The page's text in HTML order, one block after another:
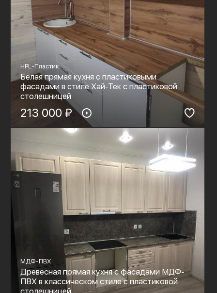
HPL-Пластик
Белая прямая кухня с пластиковыми
фасадами в стиле Хай-Тек с пластиковой
столешницей
213 000 ₽
МДФ-ПВХ
Древесная прямая кухня с фасадами МДФ-
ПВХ в классическом стиле с пластиковой